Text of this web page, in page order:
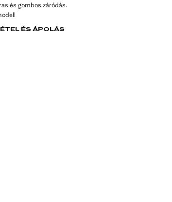
és gombos záródás.
ÉS ÁPOLÁS